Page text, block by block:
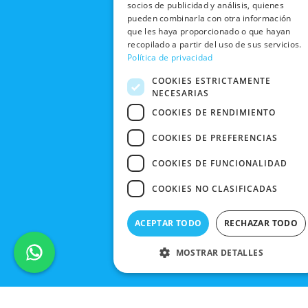
TIENDAS
BLACK
FRIDAY
CANCELAR
PEDIDO
socios de publicidad y análisis, quienes
pueden combinarla con otra información
que les haya proporcionado o que hayan
recopilado a partir del uso de sus servicios.
Política de privacidad
COOKIES ESTRICTAMENTE
NECESARIAS
COOKIES DE RENDIMIENTO
COOKIES DE PREFERENCIAS
COOKIES DE FUNCIONALIDAD
COOKIES NO CLASIFICADAS
ACEPTAR TODO RECHAZAR TODO
MOSTRAR DETALLES